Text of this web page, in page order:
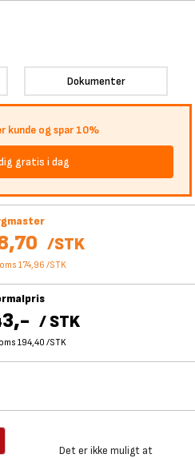
Dokumenter
kunde og spar 10%
gratis i dag
/STK
174,96 /STK
/STK
194,40 /STK
Det er ikke muligt at